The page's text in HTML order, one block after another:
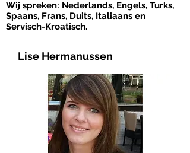
Wij spreken: Nederlands, Engels, Turks,
Spaans, Frans, Duits, Italiaans en
Servisch-Kroatisch.
Lise Hermanussen